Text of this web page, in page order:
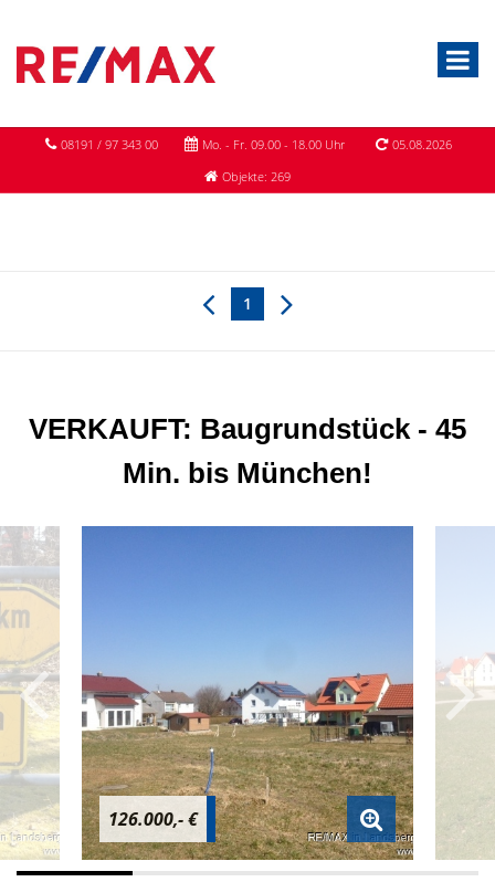
08191 / 97 343 00 Mo. - Fr. 09.00 - 18.00 Uhr
05.08.2026
Objekte: 269
1
VERKAUFT: Baugrundstück - 45
Min. bis München!
126.000,- €